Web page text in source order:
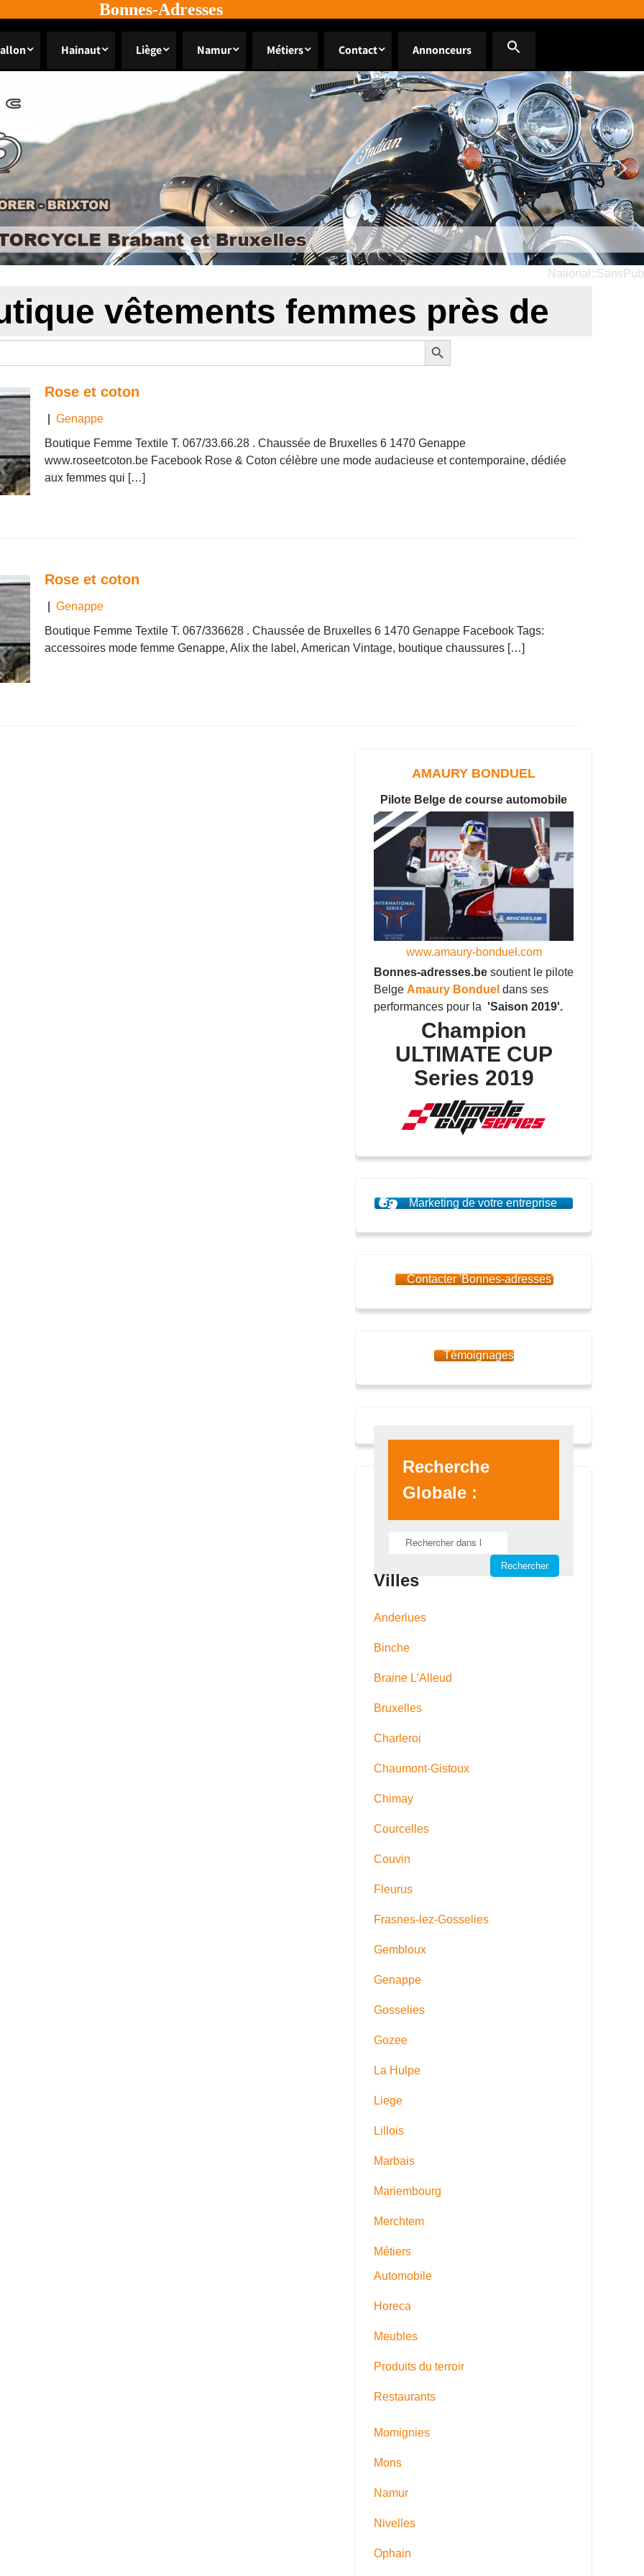
Bonnes-Adresses
Hainaut Liège Namur Métiers Contact Annonceurs
National::SansPub
vêtements femmes près de
Genappe
Search Button
Rose et coton
Genappe
Boutique Femme Textile T. 067/33.66.28 . Chaussée de Bruxelles 6 1470 Genappe
www.roseetcoton.be Facebook Rose & Coton célèbre une mode audacieuse et contemporaine, dédiée
aux femmes qui […]
Rose et coton
Genappe
Boutique Femme Textile T. 067/336628 . Chaussée de Bruxelles 6 1470 Genappe Facebook Tags:
accessoires mode femme Genappe, Alix the label, American Vintage, boutique chaussures […]
AMAURY BONDUEL
Pilote Belge de course automobile
www.amaury-bonduel.com
Bonnes-adresses.be soutient le pilote
Belge Amaury Bonduel dans ses
performances pour la 'Saison 2019'.
Champion
ULTIMATE CUP
Series 2019
Marketing de votre entreprise
Contacter 'Bonnes-adresses'
Témoignages
Recherche
Globale :
Villes
Anderlues
Binche
Braine L'Alleud
Bruxelles
Charleroi
Chaumont-Gistoux
Chimay
Courcelles
Couvin
Fleurus
Frasnes-lez-Gosselies
Gembloux
Genappe
Gosselies
Gozee
La Hulpe
Liege
Lillois
Marbais
Mariembourg
Merchtem
Métiers
Automobile
Horeca
Meubles
Produits du terroir
Restaurants
Momignies
Mons
Namur
Nivelles
Ophain